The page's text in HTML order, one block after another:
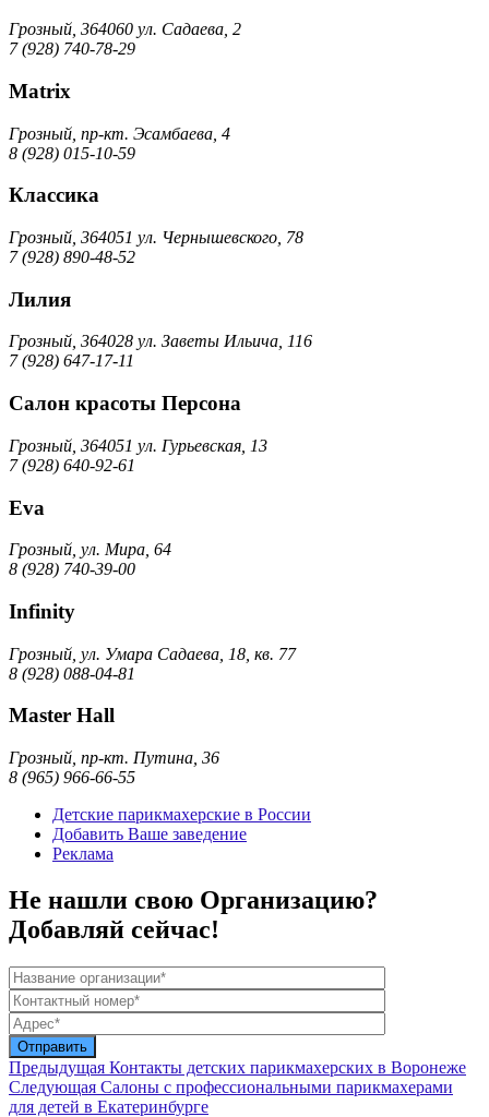
Грозный, 364060 ул. Садаева, 2
7 (928) 740-78-29
Matrix
Грозный, пр-кт. Эсамбаева, 4
8 (928) 015-10-59
Классика
Грозный, 364051 ул. Чернышевского, 78
7 (928) 890-48-52
Лилия
Грозный, 364028 ул. Заветы Ильича, 116
7 (928) 647-17-11
Салон красоты Персона
Грозный, 364051 ул. Гурьевская, 13
7 (928) 640-92-61
Eva
Грозный, ул. Мира, 64
8 (928) 740-39-00
Infinity
Грозный, ул. Умара Садаева, 18, кв. 77
8 (928) 088-04-81
Master Hall
Грозный, пр-кт. Путина, 36
8 (965) 966-66-55
Детские парикмахерские в России
Добавить Ваше заведение
Реклама
Не нашли свою Организацию?
Добавляй сейчас!
Предыдущая Контакты детских парикмахерских в Воронеже
Следующая Салоны с профессиональными парикмахерами
для детей в Екатеринбурге